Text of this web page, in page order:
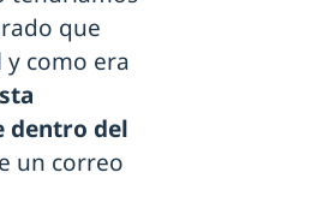
que
como era
dentro del
un correo